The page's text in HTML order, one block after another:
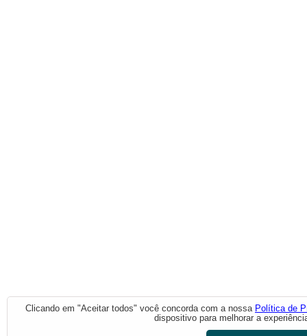
Clicando em "Aceitar todos" você concorda com a nossa Política de
dispositivo para melhorar a